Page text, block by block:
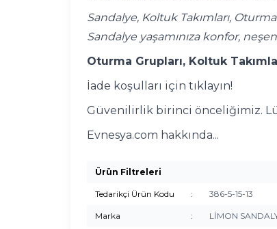
Sandalye, Koltuk Takımları,
Sandalye yaşamınıza konfor,
Oturma Grupları, Koltuk
İade koşulları için tıklayın!
Güvenilirlik birinci önceliğimiz.
Evnesya.com hakkında...
Ürün Filtreleri
Tedarikçi Ürün Kodu : 386-5-15-13
Marka : LİMON